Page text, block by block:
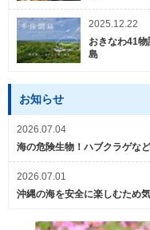
2025.12.22
おきなわ41
島
お知らせ
2026.07.04
海の危険生物！ハブクラゲな
2026.07.01
沖縄の海を安全に楽しむため